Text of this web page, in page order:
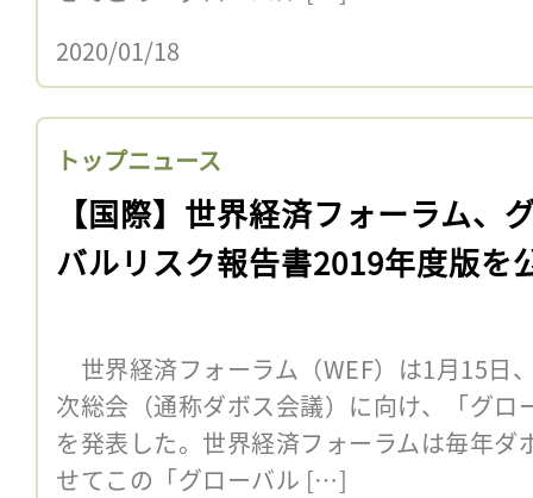
2020/01/18
トップニュース
【国際】世界経済フォーラム、
バルリスク報告書2019年度版を
世界経済フォーラム（WEF）は1月15日
次総会（通称ダボス会議）に向け、「グロ
を発表した。世界経済フォーラムは毎年
せてこの「グローバル […]